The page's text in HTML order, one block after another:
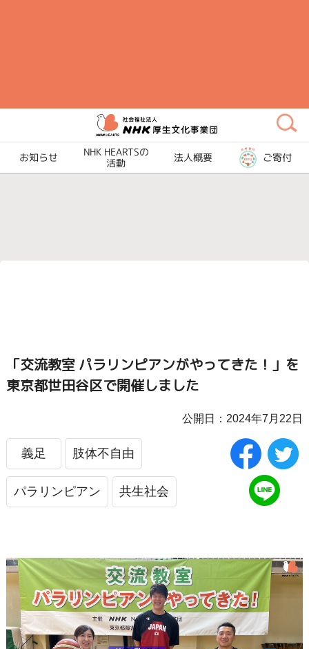
ツ
ス
お知らせ NHK HEARTSの
活動 法人概要 ご寄付
「交流教室 パラリンピアンがやってきた！」を
東京都世田谷区で開催しました
公開日：2024年7月22日
義足 肢体不自由
パラリンピアン 共生社会